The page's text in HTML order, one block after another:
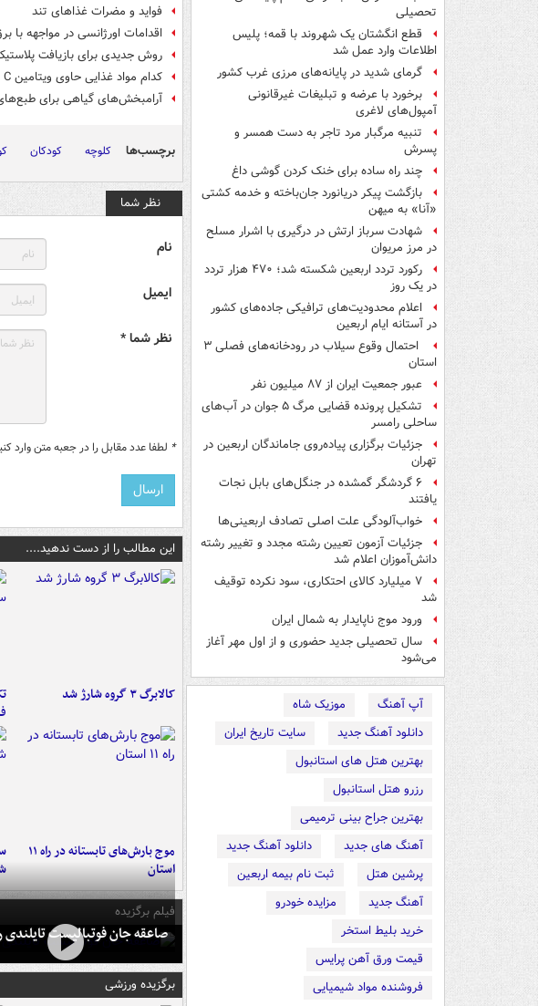
تحصیلی
قطع انگشتان یک شهروند با قمه؛ پلیس
اطلاعات وارد عمل شد
گرمای شدید در پایانه‌های مرزی غرب کشور
برخورد با عرضه و تبلیغات غیرقانونی
آمپول‌های لاغری
تنبیه مرگبار مرد تاجر به دست همسر و
پسرش
چند راه‌ ساده برای خنک کردن گوشی داغ
بازگشت پیکر دریانورد جان‌باخته و خدمه کشتی
«آنا» به میهن
شهادت سرباز ارتش در درگیری با اشرار مسلح
در مرز مریوان
رکورد تردد اربعین شکسته شد؛ ۴۷۰ هزار تردد
در یک روز
اعلام محدودیت‌های ترافیکی جاده‌های کشور
در آستانه ایام اربعین
احتمال وقوع سیلاب در رودخانه‌های فصلی ۳
استان
عبور جمعیت ایران از ۸۷ میلیون نفر
تشکیل پرونده قضایی مرگ ۵ جوان در آب‌های
ساحلی رامسر
جزئیات برگزاری پیاده‌روی جاماندگان اربعین در
تهران
۶ گردشگر گمشده در جنگل‌های بابل نجات
یافتند
خواب‌آلودگی علت اصلی تصادف اربعینی‌ها
جزئیات آزمون تعیین رشته مجدد و تغییر رشته
دانش‌آموزان اعلام شد
۷ میلیارد کالای احتکاری، سود نکرده توقیف
شد
ورود موج ناپایدار به شمال ایران
سال تحصیلی جدید حضوری و از اول مهر آغاز
می‌شود
آپ آهنگ
موزیک شاه
دانلود آهنگ جدید
سایت تاریخ ایران
بهترین هتل های استانبول
رزرو هتل استانبول
بهترین جراح بینی ترمیمی
آهنگ های جدید
دانلود آهنگ جدید
پرشین هتل
ثبت نام بیمه اربعین
آهنگ جدید
مزایده خودرو
خرید بلیط استخر
قیمت ورق آهن پرایس
فروشنده مواد شیمیایی
فواید و مضرات غذاهای تند
اقدامات اورژانسی در مواجهه با
روش جدیدی برای بازیافت
کدام مواد غذایی حاوی ویتامین C هستند؟
آرامبخش‌های گیاهی برای
برچسب‌ها کلوچه کودکان
نظر شما
نام
ایمیل
نظر شما *
* لطفا عدد مقابل را در جعبه متن وارد
این مطالب را از دست ندهید....
کالابرگ ۳ گروه شارژ شد
موج بارش‌های تابستانه در راه ۱۱
استان
فیلم برگزیده
صاعقه جان فوتبالیست
برگزیده ورزشی